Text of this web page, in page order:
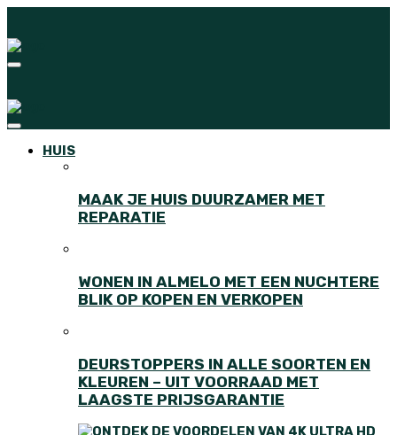
HUIS
MAAK JE HUIS DUURZAMER MET
REPARATIE
WONEN IN ALMELO MET EEN NUCHTERE
BLIK OP KOPEN EN VERKOPEN
DEURSTOPPERS IN ALLE SOORTEN EN
KLEUREN – UIT VOORRAAD MET
LAAGSTE PRIJSGARANTIE